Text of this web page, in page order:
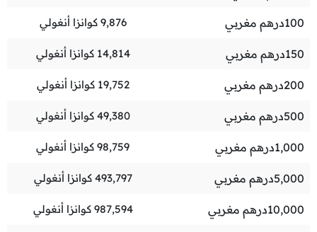
100درهم مغربي 9,876 كوانزا أنغولي
150درهم مغربي 14,814 كوانزا أنغولي
200درهم مغربي 19,752 كوانزا أنغولي
500درهم مغربي 49,380 كوانزا أنغولي
1,000درهم مغربي 98,759 كوانزا أنغولي
5,000درهم مغربي 493,797 كوانزا أنغولي
10,000درهم مغربي 987,594 كوانزا أنغولي